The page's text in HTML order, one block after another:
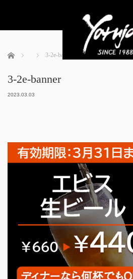
ホーム 3-2e-banner
3-2e-banner
2023.03.03